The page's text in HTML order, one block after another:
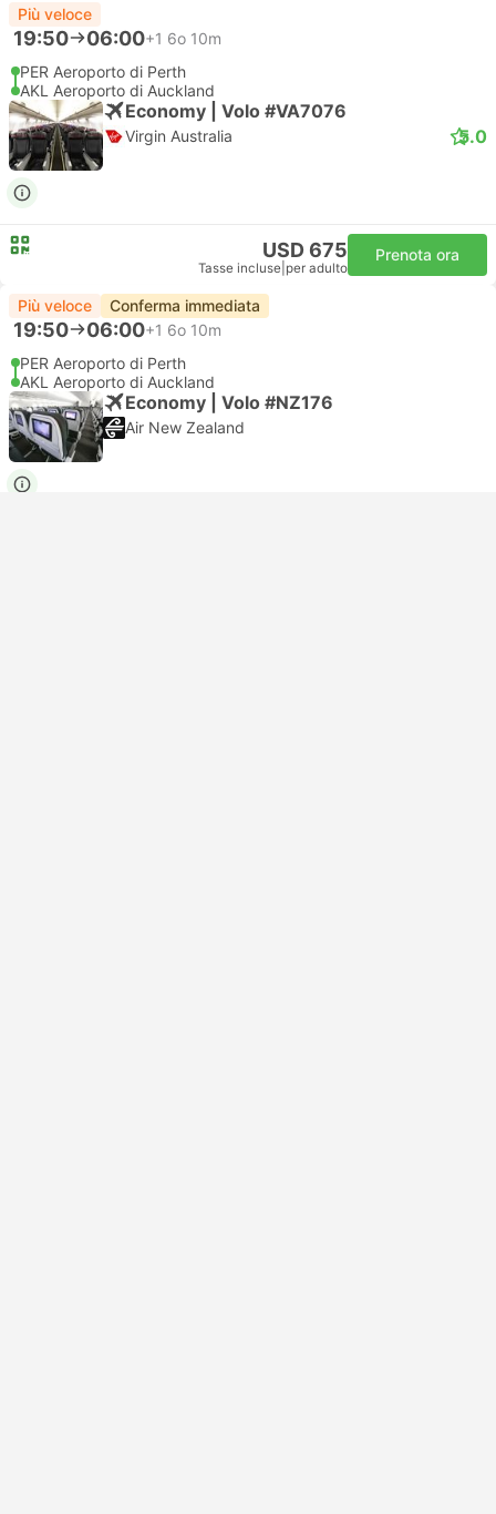
Più veloce
19:50 06:00+1 6o 10m
PER Aeroporto di Perth
AKL Aeroporto di Auckland
Economy | Volo #VA7076
Virgin Australia 5.0
USD 675
Tasse incluse per adulto
Prenota ora
Più veloce Conferma immediata
19:50 06:00+1 6o 10m
PER Aeroporto di Perth
AKL Aeroporto di Auckland
Economy | Volo #NZ176
Air New Zealand